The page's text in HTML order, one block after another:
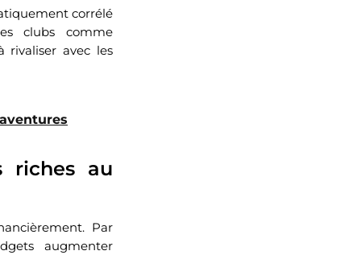
corrélé
clubs comme
rivaliser avec les
riches au
Par
augmenter